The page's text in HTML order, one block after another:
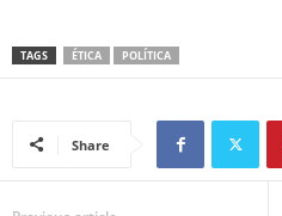
TAGS ÉTICA POLÍTICA
Share